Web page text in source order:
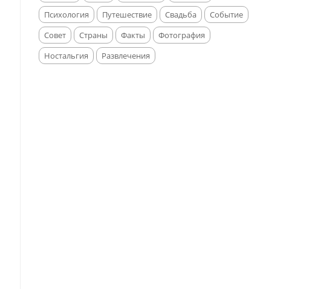
Психология
Путешествие Свадьба
Событие
Совет
Страны Факты
Фотография
Ностальгия
Развлечения